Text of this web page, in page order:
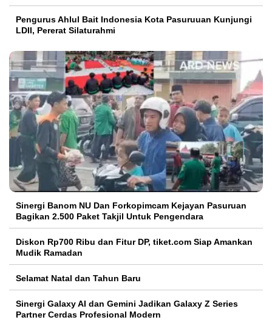
Pengurus Ahlul Bait Indonesia Kota Pasuruuan Kunjungi
LDII, Pererat Silaturahmi
Sinergi Banom NU Dan Forkopimcam Kejayan Pasuruan
Bagikan 2.500 Paket Takjil Untuk Pengendara
Diskon Rp700 Ribu dan Fitur DP, tiket.com Siap Amankan
Mudik Ramadan
Selamat Natal dan Tahun Baru
Sinergi Galaxy AI dan Gemini Jadikan Galaxy Z Series
Partner Cerdas Profesional Modern